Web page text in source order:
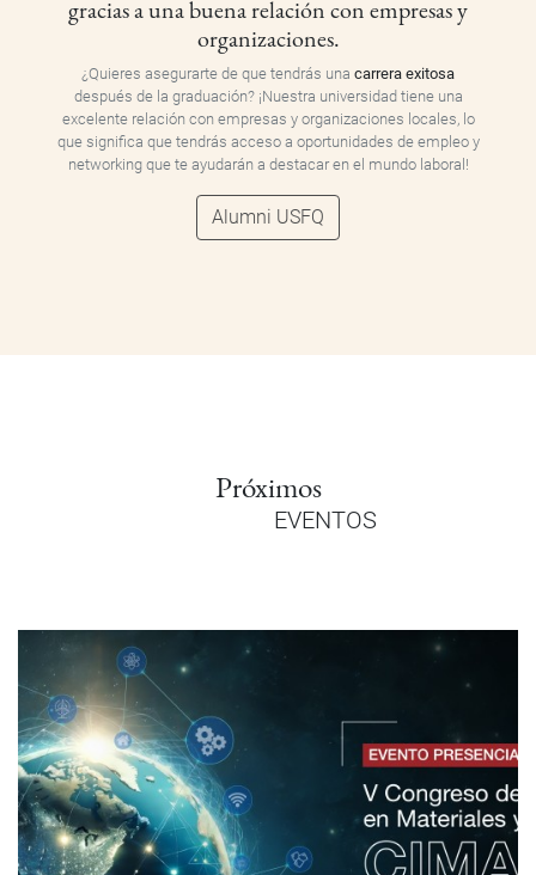
gracias a una buena relación con empresas y
organizaciones.
¿Quieres asegurarte de que tendrás una carrera exitosa
después de la graduación? ¡Nuestra universidad tiene una
excelente relación con empresas y organizaciones locales, lo
que significa que tendrás acceso a oportunidades de empleo y
networking que te ayudarán a destacar en el mundo laboral!
Alumni USFQ
Próximos
EVENTOS